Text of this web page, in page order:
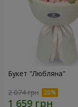
Букет "Любляна"
2 074 грн